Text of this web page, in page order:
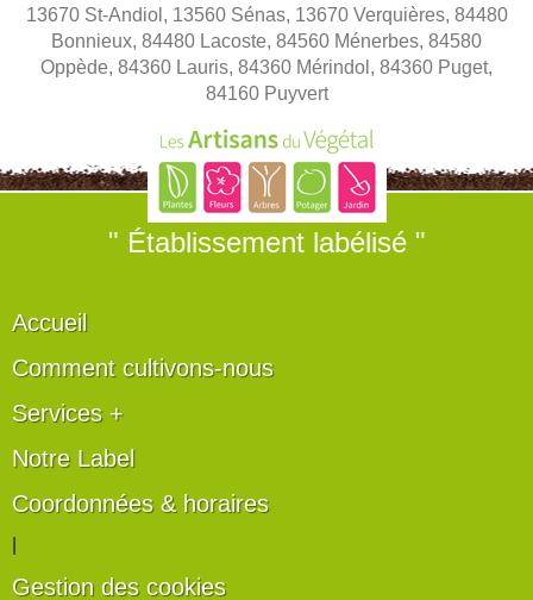
13670 St-Andiol, 13560 Sénas, 13670 Verquières, 84480
Bonnieux, 84480 Lacoste, 84560 Ménerbes, 84580
Oppède, 84360 Lauris, 84360 Mérindol, 84360 Puget,
84160 Puyvert
" Établissement labélisé "
Accueil
Comment cultivons-nous
Services +
Notre Label
Coordonnées & horaires
Gestion des cookies